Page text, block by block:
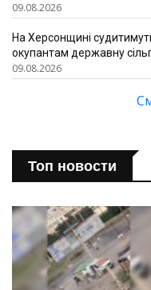
09.08.2026
На Херсонщині
окупантам державну
09.08.2026
Топ новости